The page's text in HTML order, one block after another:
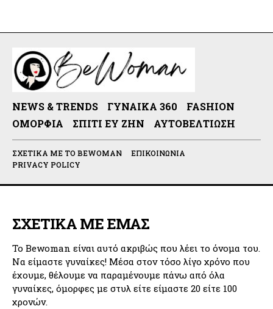
NEWS & TRENDS ΓΥΝΑΊΚΑ 360
FASHION
ΟΜΟΡΦΙΆ
ΣΠΊΤΙ ΕΥ ΖΗΝ ΑΥΤΟΒΕΛΤΊΩΣΗ
ΣΧΕΤΙΚΆ ΜΕ ΤΟ BEWOMAN
ΕΠΙΚΟΙΝΩΝΊΑ
PRIVACY POLICY
ΣΧΕΤΙΚΑ ΜΕ ΕΜΑΣ
Το Bewoman είναι αυτό ακριβώς που λέει το όνομα του.
Να είμαστε γυναίκες! Μέσα στον τόσο λίγο χρόνο που
έχουμε, θέλουμε να παραμένουμε πάνω από όλα
γυναίκες, όμορφες με στυλ είτε είμαστε 20 είτε 100
χρονών.